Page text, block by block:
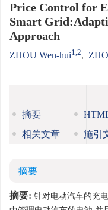
Price Control for
Smart
Approach
ZHOU Wen-hui1,2,
摘要
相关文章
施引
摘要
摘要: 针对电动汽车的充